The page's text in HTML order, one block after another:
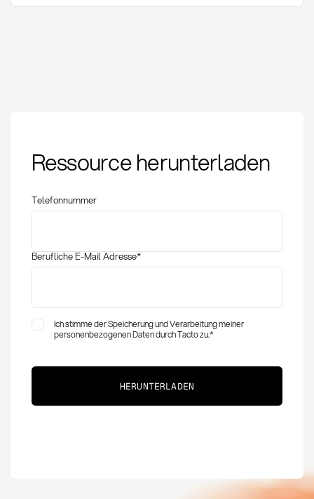
Definition, Bearbeitung
und Kontrolle
Ressource herunterladen
Telefonnummer
Berufliche E-Mail Adresse*
Ich stimme der Speicherung und Verarbeitung meiner
personenbezogenen Daten durch Tacto zu.*